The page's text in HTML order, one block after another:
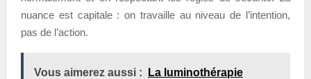
nuance est capitale : on travaille au niveau de l’intention,
pas de l’action.
Vous aimerez aussi : La luminothérapie